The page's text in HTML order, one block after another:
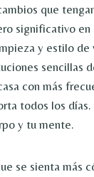
que
significativo en
y estilo de
sencillas
con más
todos los
y tu mente.
se sienta más